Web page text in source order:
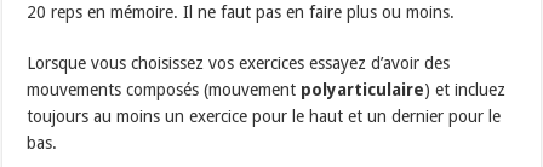
20 reps en mémoire. Il ne faut pas en faire plus ou moins.
Lorsque vous choisissez vos exercices essayez d’avoir des
mouvements composés (mouvement polyarticulaire) et incluez
toujours au moins un exercice pour le haut et un dernier pour le
bas.